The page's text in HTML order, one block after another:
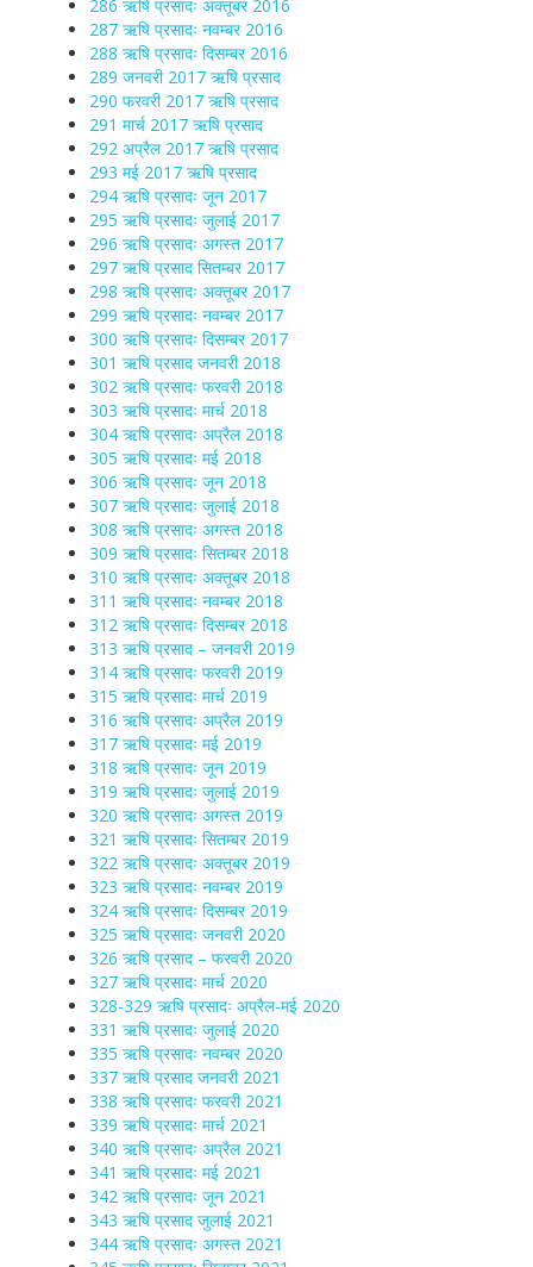
286 ऋषि प्रसादः अक्तूबर 2016
287 ऋषि प्रसादः नवम्बर 2016
288 ऋषि प्रसादः दिसम्बर 2016
289 जनवरी 2017 ऋषि प्रसाद
290 फरवरी 2017 ऋषि प्रसाद
291 मार्च 2017 ऋषि प्रसाद
292 अप्रैल 2017 ऋषि प्रसाद
293 मई 2017 ऋषि प्रसाद
294 ऋषि प्रसादः जून 2017
295 ऋषि प्रसादः जुलाई 2017
296 ऋषि प्रसादः अगस्त 2017
297 ऋषि प्रसाद सितम्बर 2017
298 ऋषि प्रसादः अक्तूबर 2017
299 ऋषि प्रसादः नवम्बर 2017
300 ऋषि प्रसादः दिसम्बर 2017
301 ऋषि प्रसाद जनवरी 2018
302 ऋषि प्रसादः फरवरी 2018
303 ऋषि प्रसादः मार्च 2018
304 ऋषि प्रसादः अप्रैल 2018
305 ऋषि प्रसादः मई 2018
306 ऋषि प्रसादः जून 2018
307 ऋषि प्रसादः जुलाई 2018
308 ऋषि प्रसादः अगस्त 2018
309 ऋषि प्रसादः सितम्बर 2018
310 ऋषि प्रसादः अक्तूबर 2018
311 ऋषि प्रसादः नवम्बर 2018
312 ऋषि प्रसादः दिसम्बर 2018
313 ऋषि प्रसाद – जनवरी 2019
314 ऋषि प्रसादः फरवरी 2019
315 ऋषि प्रसादः मार्च 2019
316 ऋषि प्रसादः अप्रैल 2019
317 ऋषि प्रसादः मई 2019
318 ऋषि प्रसादः जून 2019
319 ऋषि प्रसादः जुलाई 2019
320 ऋषि प्रसादः अगस्त 2019
321 ऋषि प्रसादः सितम्बर 2019
322 ऋषि प्रसादः अक्तूबर 2019
323 ऋषि प्रसादः नवम्बर 2019
324 ऋषि प्रसादः दिसम्बर 2019
325 ऋषि प्रसादः जनवरी 2020
326 ऋषि प्रसाद – फरवरी 2020
327 ऋषि प्रसादः मार्च 2020
328-329 ऋषि प्रसादः अप्रैल-मई 2020
331 ऋषि प्रसादः जुलाई 2020
335 ऋषि प्रसादः नवम्बर 2020
337 ऋषि प्रसाद जनवरी 2021
338 ऋषि प्रसादः फरवरी 2021
339 ऋषि प्रसादः मार्च 2021
340 ऋषि प्रसादः अप्रैल 2021
341 ऋषि प्रसादः मई 2021
342 ऋषि प्रसादः जून 2021
343 ऋषि प्रसाद जुलाई 2021
344 ऋषि प्रसादः अगस्त 2021